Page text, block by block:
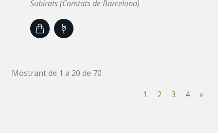
Subirats (Comtats de Barcelona)
Mostrant de 1 a 20 de 70
1
2 3 4 »